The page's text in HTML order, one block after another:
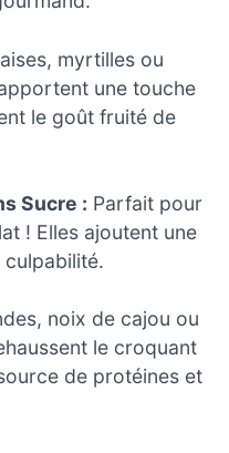
myrtilles ou
une touche
le goût fruité de
Sucre : Parfait pour
! Elles ajoutent une
noix de cajou ou
le croquant
de protéines et